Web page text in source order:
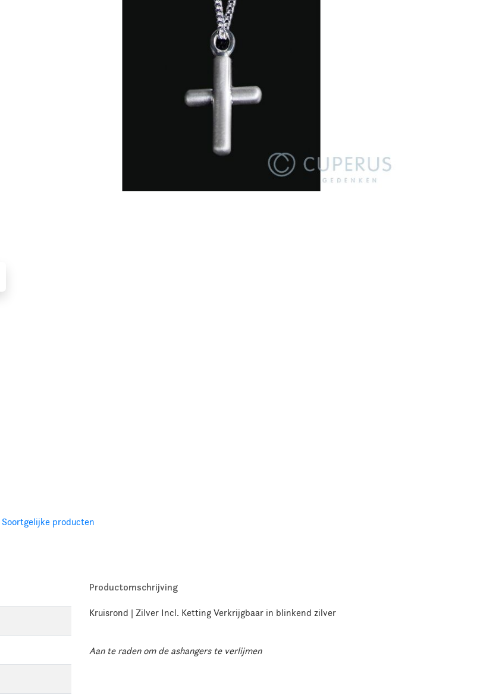
Soortgelijke producten
Productomschrijving
Kruisrond | Zilver Incl. Ketting Verkrijgbaar in blinkend zilver
Aan te raden om de ashangers te verlijmen